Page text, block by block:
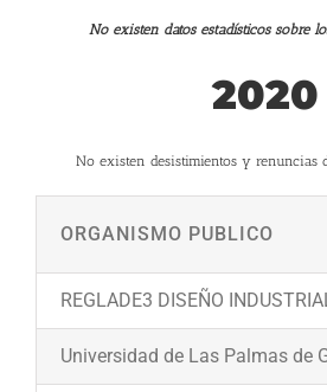
No existen datos estadísticos sobre
2020
No existen desistimientos y renuncias
ORGANISMO PUBLICO
REGLADE3 DISEÑO
Universidad de Las Palmas de